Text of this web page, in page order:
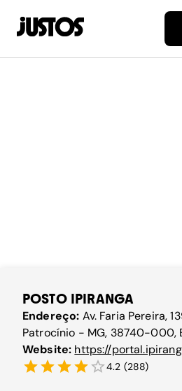
POSTO IPIRANGA
Endereço: Av. Faria Pereira,
Patrocínio - MG, 38740-000,
Website: https://
4.2 (288)